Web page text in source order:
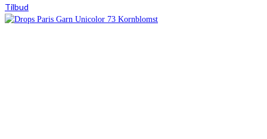
pris
pris
Tilbud